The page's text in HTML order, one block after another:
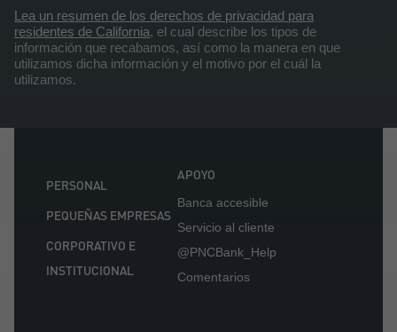
Lea un resumen de los derechos de privacidad para
residentes de California, el cual describe los tipos de
información que recabamos, así como la manera en que
utilizamos dicha información y el motivo por el cuál la
utilizamos.
PERSONAL
PEQUEÑAS EMPRESAS
CORPORATIVO E
INSTITUCIONAL
APOYO
Banca accesible
Servicio al cliente
@PNCBank_Help
Comentarios